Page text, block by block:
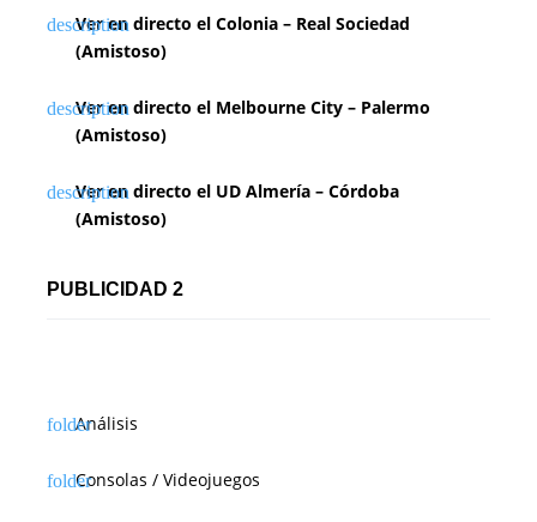
Ver en directo el Colonia – Real Sociedad
(Amistoso)
Ver en directo el Melbourne City – Palermo
(Amistoso)
Ver en directo el UD Almería – Córdoba
(Amistoso)
PUBLICIDAD 2
Análisis
Consolas / Videojuegos